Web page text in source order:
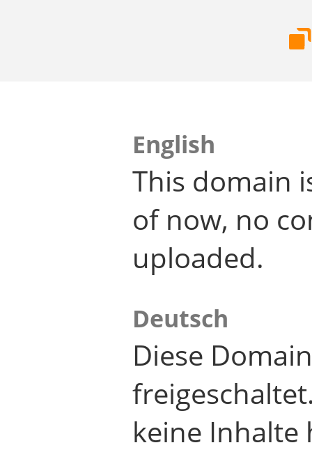
English
This domain
of now, no
uploaded.
Deutsch
Diese
keine Inhalte